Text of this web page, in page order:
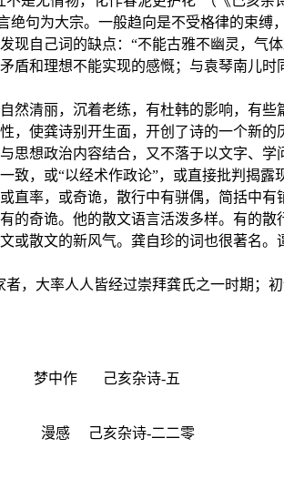
句为大宗。一般趋向是不受格律的束缚
自己词的缺点：“不能古雅不幽灵，气
盾和理想不能实现的感慨；与袁琴南儿
然清丽，沉着老练，有杜韩的影响，有
，使龚诗别开生面，开创了诗的一个新
想政治内容结合，又不落于以文字、学
，或“以经术作政论”，或直接批判揭
率，或奇诡，散行中有骈偶，简括中有
的奇诡。他的散文语言活泼多样。有的
散文的新风气。龚自珍的词也很著名
者，大率人人皆经过崇拜龚氏之一时期；
梦中作 己亥杂诗-五
漫感 己亥杂诗-二二零